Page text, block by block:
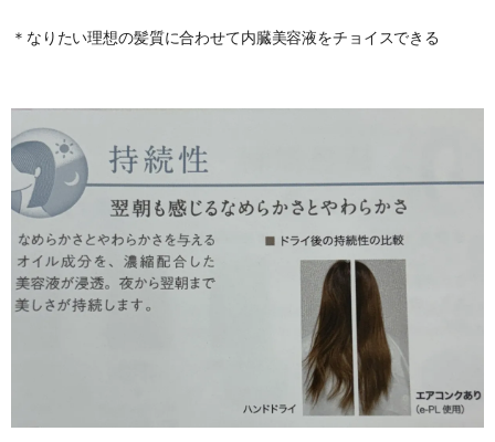
＊なりたい理想の髪質に合わせて内臓美容液をチョイスできる